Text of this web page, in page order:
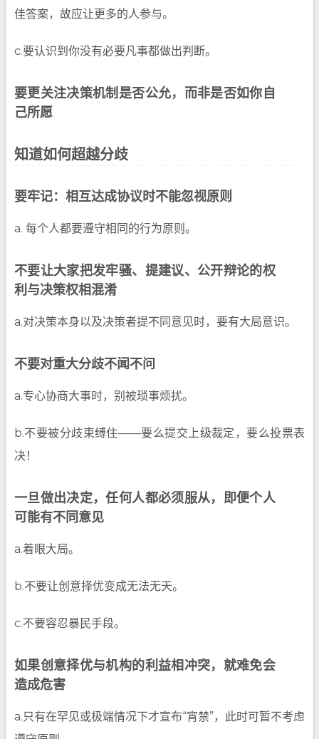
佳答案，故应让更多的人参与。
c.要认识到你没有必要凡事都做出判断。
要更关注决策机制是否公允，而非是否如你自
己所愿
知道如何超越分歧
要牢记：相互达成协议时不能忽视原则
a. 每个人都要遵守相同的行为原则。
不要让大家把发牢骚、提建议、公开辩论的权
利与决策权相混淆
a.对决策本身以及决策者提不同意见时，要有大局意识。
不要对重大分歧不闻不问
a.专心协商大事时，别被琐事烦扰。
b.不要被分歧束缚住——要么提交上级裁定，要么投票表
决！
一旦做出决定，任何人都必须服从，即便个人
可能有不同意见
a.着眼大局。
b.不要让创意择优变成无法无天。
c.不要容忍暴民手段。
如果创意择优与机构的利益相冲突，就难免会
造成危害
a.只有在罕见或极端情况下才宣布“宵禁”，此时可暂不考虑